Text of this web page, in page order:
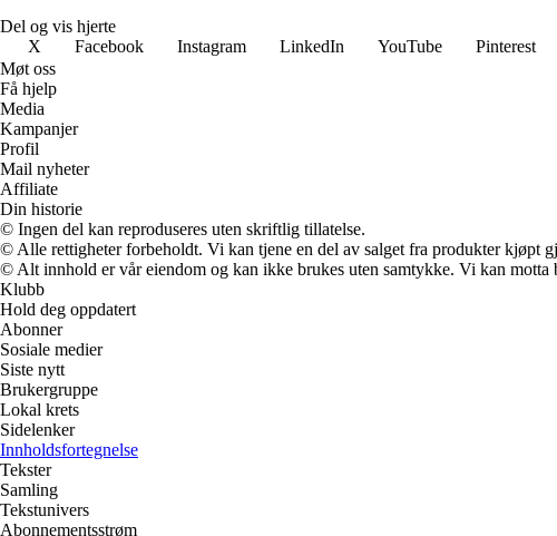
Del og vis hjerte
X
Facebook Instagram LinkedIn YouTube Pinterest
Møt oss
Få hjelp
Media
Kampanjer
Profil
Mail nyheter
Affiliate
Din historie
© Ingen del kan reproduseres uten skriftlig tillatelse.
© Alle rettigheter forbeholdt. Vi kan tjene en del av salget fra produkter kjøpt
© Alt innhold er vår eiendom og kan ikke brukes uten samtykke. Vi kan
Klubb
Hold deg oppdatert
Abonner
Sosiale medier
Siste nytt
Brukergruppe
Lokal krets
Sidelenker
Innholdsfortegnelse
Tekster
Samling
Tekstunivers
Abonnementsstrøm